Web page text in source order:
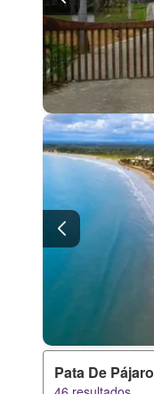
Pata De Pájaro